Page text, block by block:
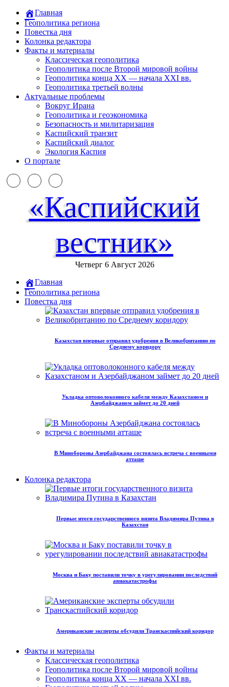
Главная
Геополитика региона
Повестка дня
Колонка редактора
Факты и материалы
Классическая геополитика
Геополитика после Второй мировой войны
Геополитика конца XX — начала XXI вв.
Геополитика третьей волны
Актуальные проблемы
Вокруг Ирана
Геополитика и геоэкономика
Безопасность и милитаризация
Каспийский транзит
Каспийский диалог
Экология Каспия
О портале
«Каспийский
вестник»
Четверг 6 Август 2026
Главная
Геополитика региона
Повестка дня
Казахстан впервые отправил удобрения в Великобританию по
Среднему коридору
Укладка оптоволоконного кабеля между Казахстаном и
Азербайджаном займет до 20 дней
В Минобороны Азербайджана состоялась встреча с военными
атташе
Колонка редактора
Первые итоги государственного визита Владимира Путина в
Казахстан
Москва и Баку поставили точку в урегулировании последствий
авиакатастрофы
Американские эксперты обсудили Транскаспийский коридор
Факты и материалы
Классическая геополитика
Геополитика после Второй мировой войны
Геополитика конца XX — начала XXI вв.